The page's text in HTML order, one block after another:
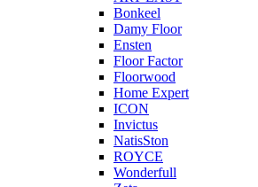
Bonkeel
Damy Floor
Ensten
Floor Factor
Floorwood
Home Expert
ICON
Invictus
NatisSton
ROYCE
Wonderfull